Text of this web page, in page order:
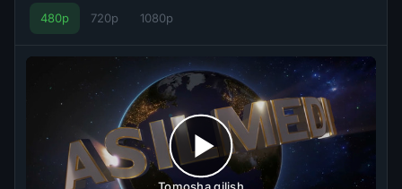
480p 720p 1080p